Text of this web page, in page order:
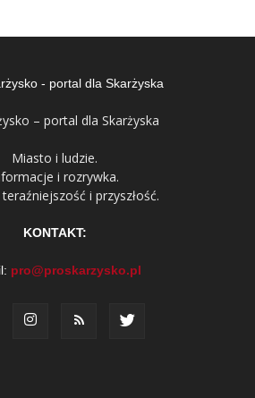
– portal dla Skarżyska
Miasto i ludzie.
i rozrywka.
i przyszłość.
KONTAKT:
pro@proskarzysko.pl